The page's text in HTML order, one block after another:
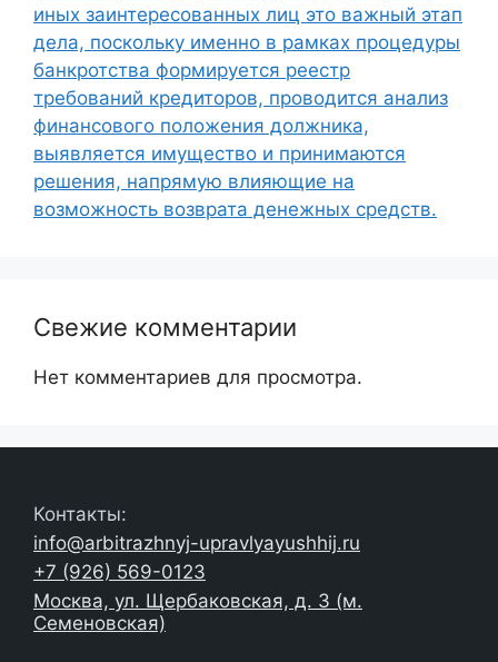
иных заинтересованных лиц это важный этап
дела, поскольку именно в рамках процедуры
банкротства формируется реестр
требований кредиторов, проводится анализ
финансового положения должника,
выявляется имущество и принимаются
решения, напрямую влияющие на
возможность возврата денежных средств.
Свежие комментарии
Нет комментариев для просмотра.
Контакты:
info@arbitrazhnyj-upravlyayushhij.ru
+7 (926) 569-0123
Москва, ул. Щербаковская, д. 3 (м.
Семеновская)